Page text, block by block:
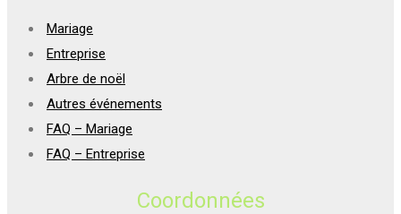
Mariage
Entreprise
Arbre de noël
Autres événements
FAQ – Mariage
FAQ – Entreprise
Coordonnées